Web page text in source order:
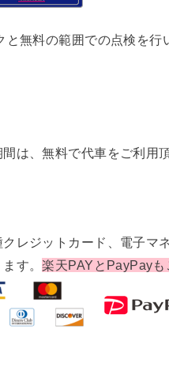
無料の範囲での点検を行
は、無料で代車をご利用
レジットカード、電子マ
ます。楽天PAYとPayPayも